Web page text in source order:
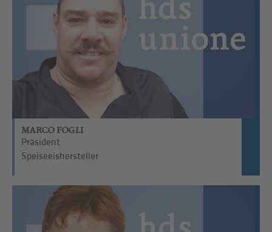
MARCO FOGLI
Präsident
Speiseeishersteller